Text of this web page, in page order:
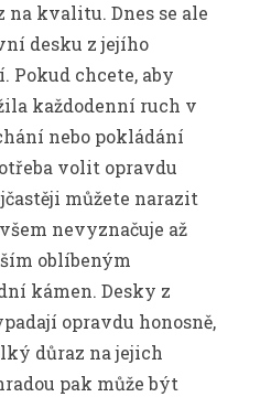
kvalitu. Dnes se ale
desku z jejího
chcete, aby
každodenní ruch v
nebo pokládání
volit opravdu
můžete narazit
nevyznačuje až
oblíbeným
kámen. Desky z
opravdu honosně,
důraz na jejich
pak může být